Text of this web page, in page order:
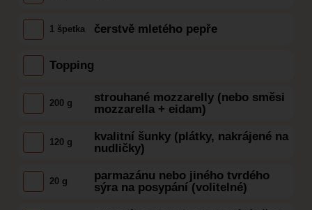
1 špetka čerstvě mletého pepře
Topping
200 g
strouhané mozzarelly (nebo směsi
mozzarella + eidam)
120 g
kvalitní šunky (plátky, nakrájené na
nudličky)
20 g
parmazánu nebo jiného tvrdého
sýra na posypání (volitelné)